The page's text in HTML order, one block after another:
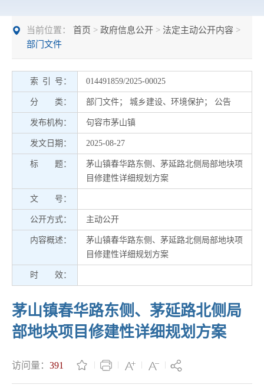
当前位置： 首页 > 政府信息公开 > 法定主动公开内容 >
部门文件
索 引 号： 014491859/2025-00025
分 类： 部门文件； 城乡建设、环境保护 ； 公告
发布机构： 句容市茅山镇
发文日期： 2025-08-27
标 题：
茅山镇春华路东侧、茅延路北侧局部地块项
目修建性详细规划方案
文 号：
公开方式： 主动公开
内容概述：
茅山镇春华路东侧、茅延路北侧局部地块项
目修建性详细规划方案
时 效：
茅山镇春华路东侧、茅延路北侧局
部地块项目修建性详细规划方案
访问量： 391